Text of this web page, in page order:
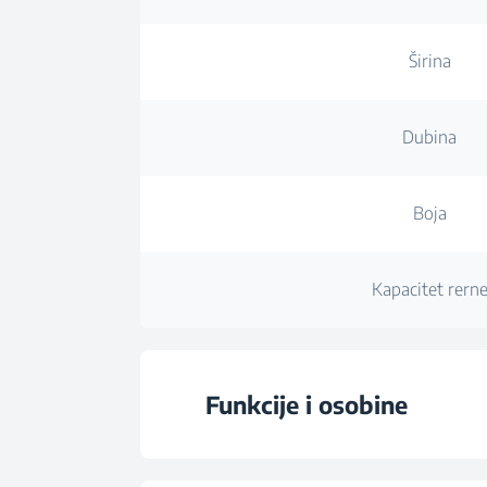
Širina
Dubina
Boja
Kapacitet rerne
Funkcije i osobine